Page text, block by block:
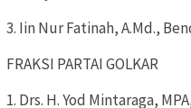
3. Iin Nur Fatinah, A.Md.,
FRAKSI PARTAI GOLKAR
1. Drs. H. Yod Mintaraga,